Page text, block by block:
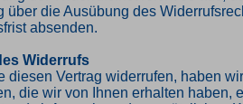
über die Ausübung des
absenden.
Widerrufs
diesen Vertrag widerrufen, haben
die wir von Ihnen erhalten haben,